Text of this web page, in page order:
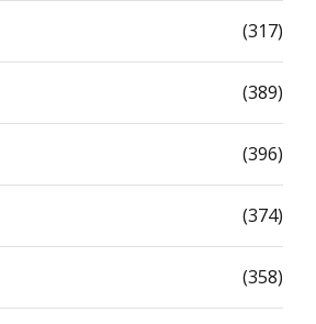
(317)
(389)
(396)
(374)
(358)